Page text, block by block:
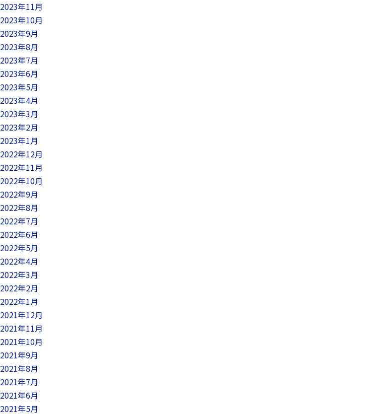
2023年11月
2023年10月
2023年9月
2023年8月
2023年7月
2023年6月
2023年5月
2023年4月
2023年3月
2023年2月
2023年1月
2022年12月
2022年11月
2022年10月
2022年9月
2022年8月
2022年7月
2022年6月
2022年5月
2022年4月
2022年3月
2022年2月
2022年1月
2021年12月
2021年11月
2021年10月
2021年9月
2021年8月
2021年7月
2021年6月
2021年5月